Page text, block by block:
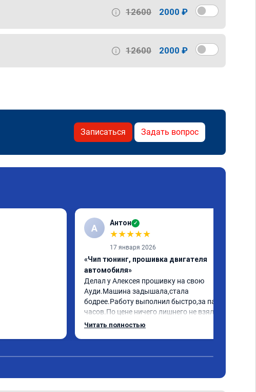
12600 2000 ₽
12600 2000 ₽
Записаться Задать вопрос
А Антон ✓
★★★★★
17 января 2026
«Чип тюнинг, прошивка двигателя
автомобиля»
Делал у Алексея прошивку на свою
Ауди.Машина задышала,стала
бодрее.Работу выполнил быстро,за пару
часов.По цене ничего лишнего не взял,всё
как договаривались заранее.После
Читать полностью